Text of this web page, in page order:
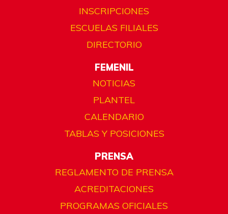
INSCRIPCIONES
ESCUELAS FILIALES
DIRECTORIO
FEMENIL
NOTICIAS
PLANTEL
CALENDARIO
TABLAS Y POSICIONES
PRENSA
REGLAMENTO DE PRENSA
ACREDITACIONES
PROGRAMAS OFICIALES